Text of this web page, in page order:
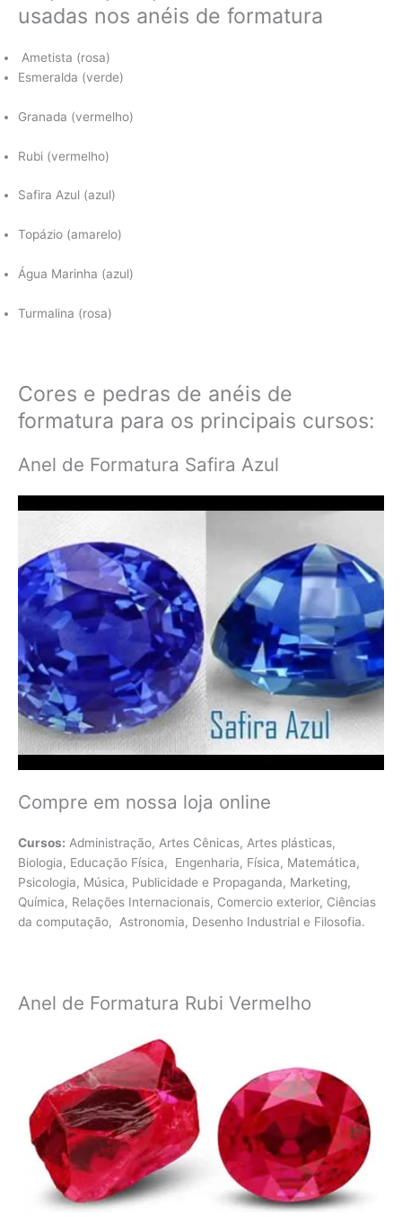
usadas nos anéis de formatura
Ametista (rosa)
Esmeralda (verde)
Granada (vermelho)
Rubi (vermelho)
Safira Azul (azul)
Topázio (amarelo)
Água Marinha (azul)
Turmalina (rosa)
Cores e pedras de anéis de
formatura para os principais cursos:
Anel de Formatura Safira Azul
Compre em nossa loja online
Cursos: Administração, Artes Cênicas, Artes plásticas,
Biologia, Educação Física, Engenharia, Física, Matemática,
Psicologia, Música, Publicidade e Propaganda, Marketing,
Química, Relações Internacionais, Comercio exterior, Ciências
da computação, Astronomia, Desenho Industrial e Filosofia.
Anel de Formatura Rubi Vermelho